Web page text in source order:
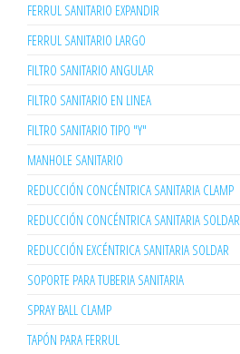
FERRUL SANITARIO EXPANDIR
FERRUL SANITARIO LARGO
FILTRO SANITARIO ANGULAR
FILTRO SANITARIO EN LINEA
FILTRO SANITARIO TIPO "Y"
MANHOLE SANITARIO
REDUCCIÓN CONCÉNTRICA SANITARIA CLAMP
REDUCCIÓN CONCÉNTRICA SANITARIA SOLDAR
REDUCCIÓN EXCÉNTRICA SANITARIA SOLDAR
SOPORTE PARA TUBERIA SANITARIA
SPRAY BALL CLAMP
TAPÓN PARA FERRUL